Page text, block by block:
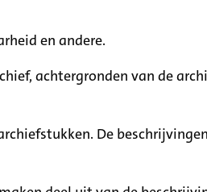
en andere.
achtergronden van de
De